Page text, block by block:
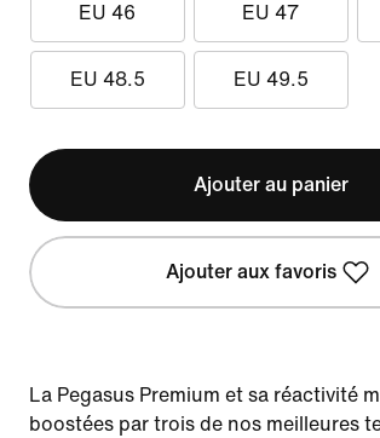
EU 46 EU 47
EU 48.5 EU 49.5
Ajouter au panier
Ajouter aux favoris
La Pegasus Premium et sa réactivité
boostées par trois de nos meilleures